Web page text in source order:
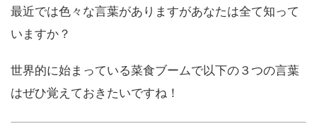
最近では色々な言葉がありますがあなたは全て知って
いますか？
世界的に始まっている菜食ブームで以下の３つの言葉
はぜひ覚えておきたいですね！